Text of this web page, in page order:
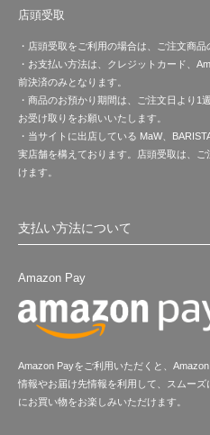
店頭受取
・店頭受取をご利用の場合は、ご注文商
・お支払い方法は、クレジットカード、
前決済のみとなります。
・商品のお預かり期間は、ご注文日より1
お受け取りをお願いいたします。
・当サイトに出店している MaW、
実店舗を構えております。店頭受取は、
けます。
支払い方法について
Amazon Pay
Amazon Payをご利用いただくと、
情報やお届け先情報を利用して、スムー
にお買い物をお楽しみいただけます。